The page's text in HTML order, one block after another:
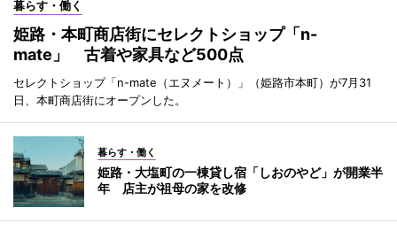
暮らす・働く
姫路・本町商店街にセレクトショップ「n-
mate」 古着や家具など500点
セレクトショップ「n-mate（エヌメート）」（姫路市本町）が7月31
日、本町商店街にオープンした。
暮らす・働く
姫路・大塩町の一棟貸し宿「しおのやど」が開業半
年 店主が祖母の家を改修